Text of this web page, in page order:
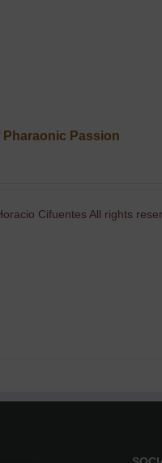
Pharaonic Passion
Cifuentes All rights